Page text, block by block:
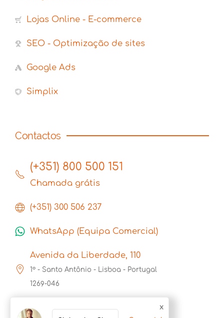
Lojas Online - E-commerce
SEO - Optimização de sites
Google Ads
Simplix
Contactos
(+351) 800 500 151
Chamada grátis
(+351) 300 506 237
WhatsApp (Equipa Comercial)
Avenida da Liberdade, 110
1º - Santo Antônio - Lisboa - Portugal
1269-046
x